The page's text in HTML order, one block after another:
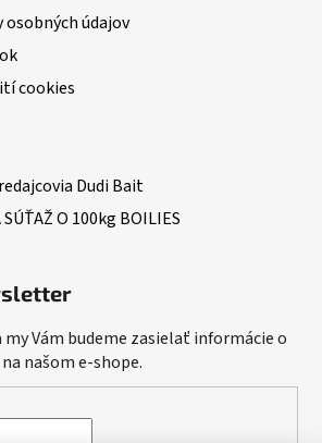
údajov
cookies
Dudi Bait
O 100kg BOILIES
Vám budeme zasielať informácie o
našom e-shope.